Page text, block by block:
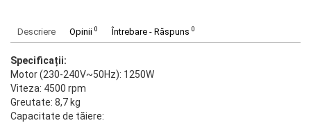
Descriere Opinii 0 Întrebare - Răspuns 0
Specificații:
Motor (230-240V~50Hz): 1250W
Viteza: 4500 rpm
Greutate: 8,7 kg
Capacitate de tăiere: